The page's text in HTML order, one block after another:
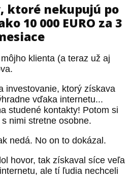
ktoré nekupujú po
10 000 EURO za 3
klienta (a teraz už aj
investovanie, ktorý získava
vďaka internetu...
studené kontakty! Potom si
nimi stretne osobne.
nedá. No on to dokázal.
hovor, tak získaval síce veľa
ale tí ľudia nechceli